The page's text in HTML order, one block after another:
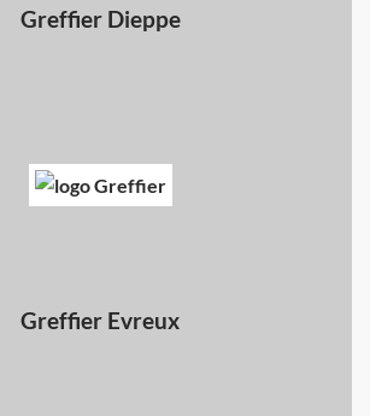
Greffier Dieppe
Greffier Evreux